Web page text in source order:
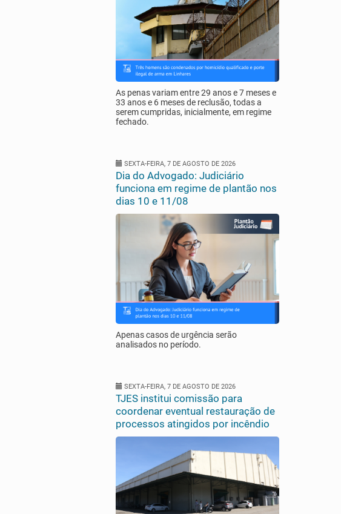
As penas variam entre 29 anos e 7 meses e
33 anos e 6 meses de reclusão, todas a
serem cumpridas, inicialmente, em regime
fechado.
SEXTA-FEIRA, 7 DE AGOSTO DE 2026
Dia do Advogado: Judiciário
funciona em regime de plantão nos
dias 10 e 11/08
Apenas casos de urgência serão
analisados no período.
SEXTA-FEIRA, 7 DE AGOSTO DE 2026
TJES institui comissão para
coordenar eventual restauração de
processos atingidos por incêndio